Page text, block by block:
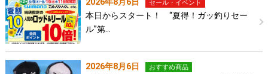
セール・イベント
本日からスタート！ “夏得！ガッ釣りセー
ル”第…
2026年8月6日 おすすめ商品